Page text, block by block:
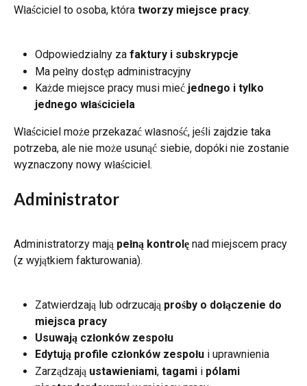
Właściciel to osoba, która tworzy miejsce pracy.
Odpowiedzialny za faktury i subskrypcje
Ma pełny dostęp administracyjny
Każde miejsce pracy musi mieć jednego i tylko
jednego właściciela
Właściciel może przekazać własność, jeśli zajdzie taka
potrzeba, ale nie może usunąć siebie, dopóki nie zostanie
wyznaczony nowy właściciel.
Administrator
Administratorzy mają pełną kontrolę nad miejscem pracy
(z wyjątkiem fakturowania).
Zatwierdzają lub odrzucają prośby o dołączenie do
miejsca pracy
Usuwają członków zespołu
Edytują profile członków zespołu i uprawnienia
Zarządzają ustawieniami, tagami i pólami